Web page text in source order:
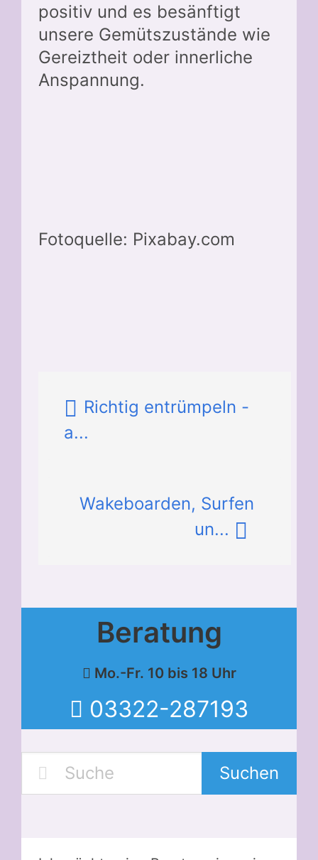
positiv und es besänftigt
unsere Gemütszustände wie
Gereiztheit oder innerliche
Anspannung.
Fotoquelle: Pixabay.com
Richtig entrümpeln -
a...
Wakeboarden, Surfen
un...
Beratung
Mo.-Fr. 10 bis 18 Uhr
03322-287193
Suchen